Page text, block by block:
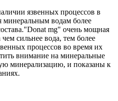
язвенных процессов в
минеральным водам более
mg" очень мощная
сильнее вода, тем более
процессов во время их
внимание на минеральные
минерализацию, и показаны к